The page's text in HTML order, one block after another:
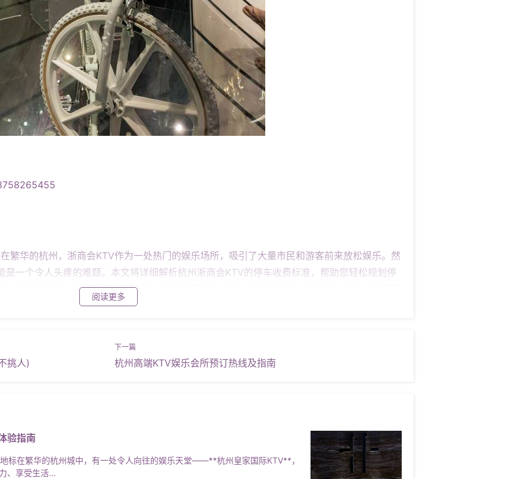
华的杭州，浙商会KTV作为一处热门的娱乐场所，吸引了大量市民和游客前来放松娱乐。然
一个令人头疼的难题。本文将详细解析杭州浙商会KTV的停车收费标准，帮助您轻松规划停
随着城市化的快速发展，停车难、停车贵已成为许多大城市面临的共同问题。在杭州这座历
处集娱乐、休闲于一体的综合性场所，其停车场的收费标准和规则备受关注。本文将为您详细
需支付任何停车费用。 - **后续时间分段计费**：超过30分钟后，将按照每小时5元的标准收
车2小时，费用为10元，以此类推。 - **每日最高限额**：为了控制长期占用停车位的情况，
们来看一个具体的案例： 假设您于周日下午2点进入浙商会KTV停车场，并在晚上8点离开。
分钟免费； - 剩余5小时45分钟按每小时5元计算，即5元/小时 × 5.75小时 = 28.75元； -
要支付28.75元。 通过这个案例，您可以清楚地看到如何根据停车时间计算费用。 #### **注
支持现金和移动支付（如支付宝、微信支付），方便快捷。 2. **发票开具**：如需开具发
优惠活动**：关注浙商会KTV的官方公众号或社交媒体平台，可能会获得一些停车优惠信息。
阅读更多
挑人) 杭州高端KTV娱乐会所预订热线及指南
验指南
在繁华的杭州城中，有一处令人向往的娱乐天堂——**杭州皇家国际KTV**，
、享受生活...